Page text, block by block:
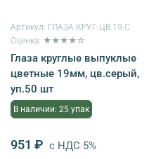
Артикул: ГЛАЗА.КРУГ.ЦВ.19.С
Оценка: ★★★★☆
Глаза круглые выпуклые
цветные 19мм, цв.серый,
уп.50 шт
В наличии: 25 упак
951 ₽ с НДС 5%